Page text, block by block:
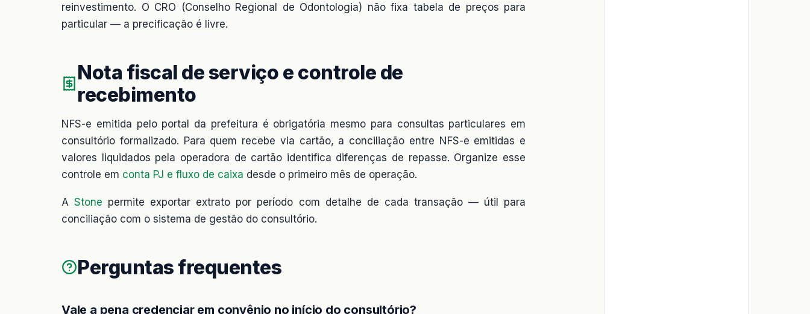
reinvestimento. O CRO (Conselho Regional de Odontologia) não fixa tabela de preços para
particular — a precificação é livre.
Nota fiscal de serviço e controle de
recebimento
NFS-e emitida pelo portal da prefeitura é obrigatória mesmo para consultas particulares em
consultório formalizado. Para quem recebe via cartão, a conciliação entre NFS-e emitidas e
valores liquidados pela operadora de cartão identifica diferenças de repasse. Organize esse
controle em conta PJ e fluxo de caixa desde o primeiro mês de operação.
AStone permite exportar extrato por período com detalhe de cada transação — útil para
conciliação com o sistema de gestão do consultório.
Perguntas frequentes
Vale a pena credenciar em convênio no início do consultório?